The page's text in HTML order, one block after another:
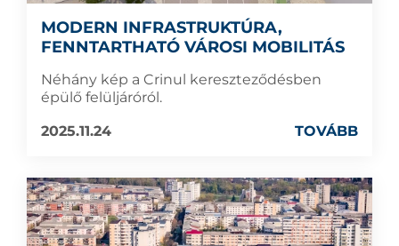
MODERN INFRASTRUKTÚRA,
FENNTARTHATÓ VÁROSI MOBILITÁS
Néhány kép a Crinul kereszteződésben
épülő felüljáróról.
2025.11.24
TOVÁBB